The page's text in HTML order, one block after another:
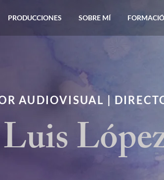
PRODUCCIONES SOBRE MÍ
AUDIOVISUAL |
Luis